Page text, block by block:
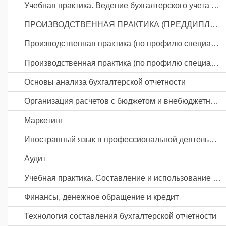
Учебная практика. Ведение бухгалтерского учета источников формирования активов, выполнение работ по инвентаризации активов и финансовых обязательств организации
ПРОИЗВОДСТВЕННАЯ ПРАКТИКА (ПРЕДДИПЛОМНАЯ)
Производственная практика (по профилю специальности). Составление и использование бухгалтерской (финансовой) отчетности
Производственная практика (по профилю специальности). Проведение расчетов с бюджетом и внебюджетными фондами
Основы анализа бухгалтерской отчетности
Организация расчетов с бюджетом и внебюджетными фондами
Маркетинг
Иностранный язык в профессиональной деятельности
Аудит
Учебная практика. Составление и использование бухгалтерской (финансовой) отчетности
Финансы, денежное обращение и кредит
Технология составления бухгалтерской отчетности